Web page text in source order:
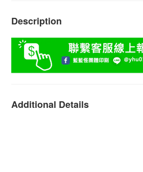
Description
Additional Details